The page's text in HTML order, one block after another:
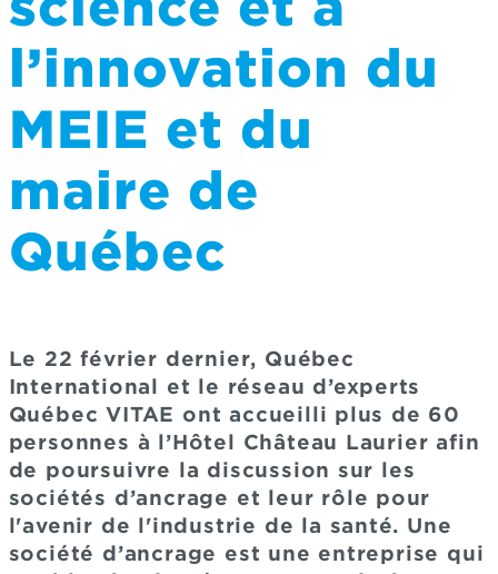
l’innovation du
MEIE et du
maire de
Québec
Le 22 février dernier, Québec
International et le réseau d’experts
Québec VITAE ont accueilli plus de 60
personnes à l’Hôtel Château Laurier afin
de poursuivre la discussion sur les
sociétés d’ancrage et leur rôle pour
l'avenir de l'industrie de la santé. Une
société d’ancrage est une entreprise qui